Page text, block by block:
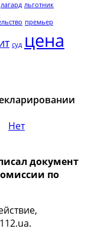
лагард льготник
премьер
суд цена
Нет
документ
по